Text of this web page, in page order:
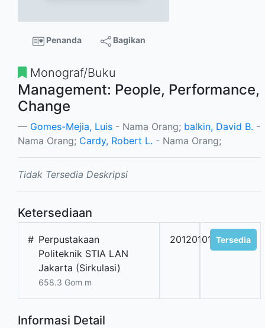
Penanda Bagikan
Monograf/Buku
Management: People, Performance,
Change
Gomes-Mejia, Luis - Nama Orang; balkin, David B. -
Nama Orang; Cardy, Robert L. - Nama Orang;
Tidak Tersedia Deskripsi
Ketersediaan
# Perpustakaan
Politeknik STIA LAN
Jakarta (Sirkulasi)
658.3 Gom m
20120101563Tersedia
Informasi Detail